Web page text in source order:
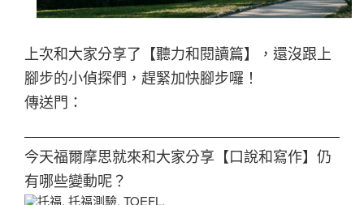
上次和大家分享了【聽力和閱讀篇】，還沒跟上
腳步的小偵探們，趕緊加快腳步囉！
傳送門：
今天福爾摩思就來和大家分享【口說和寫作】仍
有哪些變動呢？